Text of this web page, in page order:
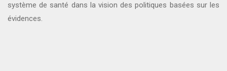
système de santé dans la vision des politiques basées sur les
évidences.